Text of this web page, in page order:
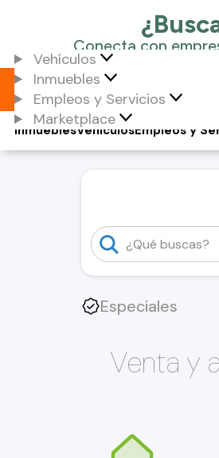
Vehículos
Inmuebles
Empleos y Servicios
Marketplace
Vehículos
Inmuebles Empleos y
Especiales
Venta y